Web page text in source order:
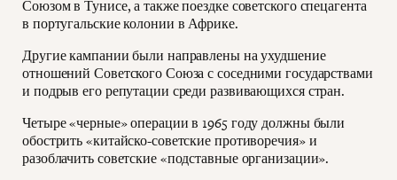
Союзом в Тунисе, а также поездке советского спецагента
в португальские колонии в Африке.
Другие кампании были направлены на ухудшение
отношений Советского Союза с соседними государствами
и подрыв его репутации среди развивающихся стран.
Четыре «черные» операции в 1965 году должны были
обострить «китайско-советские противоречия» и
разоблачить советские «подставные организации».